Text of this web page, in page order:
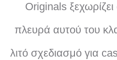
Originals
πλευρά αυτού του
λιτό σχεδιασμό για